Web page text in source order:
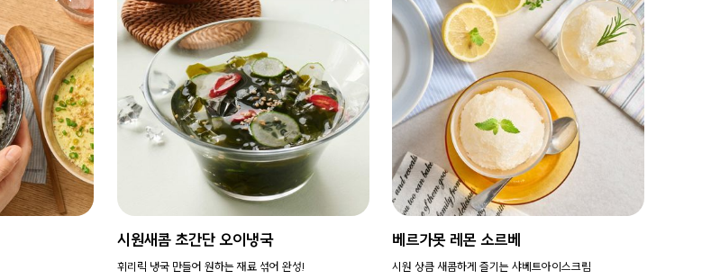
시원새콤 초간단 오이냉국
휘리릭 냉국 만들어 원하는 재료 섞어 완성!
베르가못 레몬 소르베
시원 상큼 새콤하게 즐기는 샤베트아이스크림